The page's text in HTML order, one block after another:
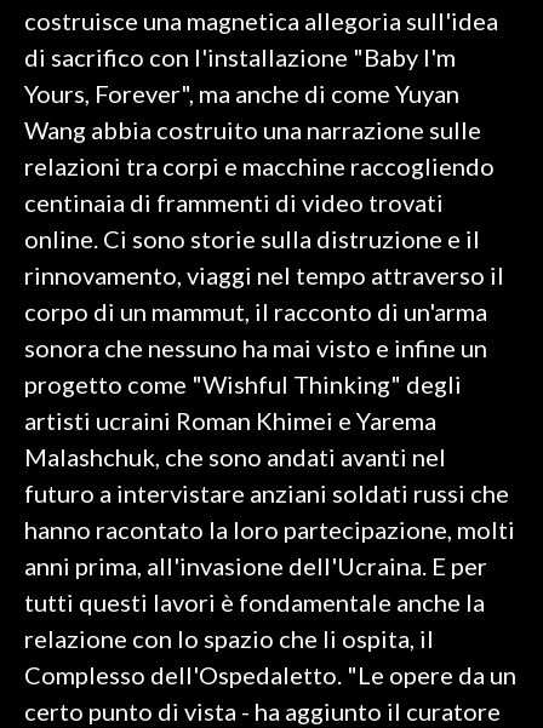
costruisce una magnetica allegoria sull'idea
di sacrifico con l'installazione "Baby I'm
Yours, Forever", ma anche di come Yuyan
Wang abbia costruito una narrazione sulle
relazioni tra corpi e macchine raccogliendo
centinaia di frammenti di video trovati
online. Ci sono storie sulla distruzione e il
rinnovamento, viaggi nel tempo attraverso il
corpo di un mammut, il racconto di un'arma
sonora che nessuno ha mai visto e infine un
progetto come "Wishful Thinking" degli
artisti ucraini Roman Khimei e Yarema
Malashchuk, che sono andati avanti nel
futuro a intervistare anziani soldati russi che
hanno racontato la loro partecipazione, molti
anni prima, all'invasione dell'Ucraina. E per
tutti questi lavori è fondamentale anche la
relazione con lo spazio che li ospita, il
Complesso dell'Ospedaletto. "Le opere da un
certo punto di vista - ha aggiunto il curatore